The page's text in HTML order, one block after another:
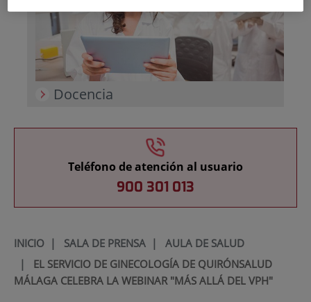
Docencia
Teléfono de atención al usuario
900 301 013
INICIO| SALA DE PRENSA| AULA DE SALUD
| EL SERVICIO DE GINECOLOGÍA DE QUIRÓNSALUD
MÁLAGA CELEBRA LA WEBINAR "MÁS ALLÁ DEL VPH"